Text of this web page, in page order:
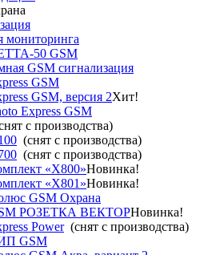
мониторинга
50 GSM
GSM сигнализация
GSM
GSM, версия 2Хит!
Express GSM
с производства)
(снят с производства)
(снят с производства)
«X800»Новинка!
«X801»Новинка!
GSM Охрана
РОЗЕТКА ВЕКТОРНовинка!
Power(снят с производства)
GSM